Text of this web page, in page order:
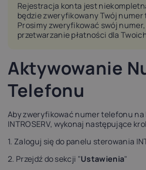
Rejestracja konta jest
będzie zweryfikowany Twój
Prosimy zweryfikować swój numer,
przetwarzanie płatności dla
Aktywowanie
Telefonu
Aby zweryfikować numer telefonu
INTROSERV, wykonaj następujące
1. Zaloguj się do panelu sterowania
2. Przejdź do sekcji "Ustawienia"